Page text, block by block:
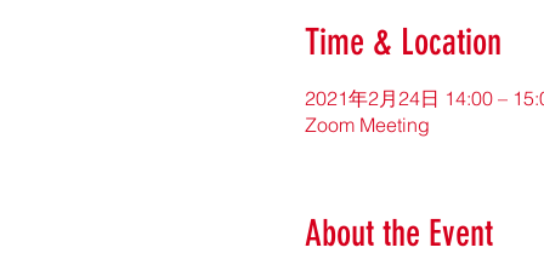
Time & Location
2021年2月24日 14:00 –
Zoom Meeting
About the Event